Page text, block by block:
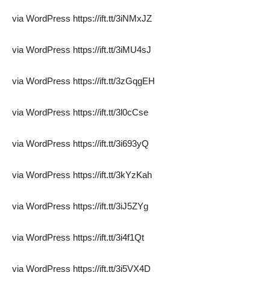
via WordPress https://ift.tt/3iNMxJZ
via WordPress https://ift.tt/3iMU4sJ
via WordPress https://ift.tt/3zGqgEH
via WordPress https://ift.tt/3l0cCse
via WordPress https://ift.tt/3i693yQ
via WordPress https://ift.tt/3kYzKah
via WordPress https://ift.tt/3iJ5ZYg
via WordPress https://ift.tt/3i4f1Qt
via WordPress https://ift.tt/3i5VX4D